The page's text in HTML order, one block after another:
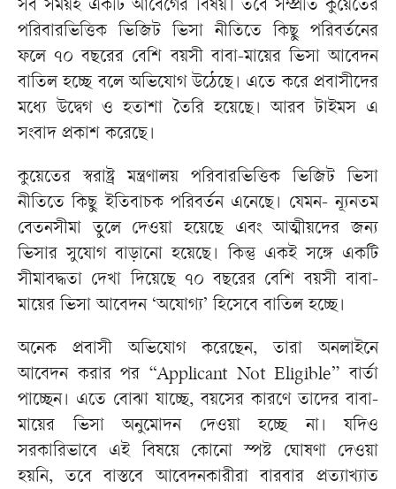
সব সময়ই একটি আবেগের বিষয়। তবে সম্প্রতি কুয়েতের
পরিবারভিত্তিক ভিজিট ভিসা নীতিতে কিছু পরিবর্তনের
ফলে ৭০ বছরের বেশি বয়সী বাবা-মায়ের ভিসা আবেদন
বাতিল হচ্ছে বলে অভিযোগ উঠেছে। এতে করে প্রবাসীদের
মধ্যে উদ্বেগ ও হতাশা তৈরি হয়েছে। আরব টাইমস এ
সংবাদ প্রকাশ করেছে।
কুয়েতের স্বরাষ্ট্র মন্ত্রণালয় পরিবারভিত্তিক ভিজিট ভিসা
নীতিতে কিছু ইতিবাচক পরিবর্তন এনেছে। যেমন- ন্যূনতম
বেতনসীমা তুলে দেওয়া হয়েছে এবং আত্মীয়দের জন্য
ভিসার সুযোগ বাড়ানো হয়েছে। কিন্তু একই সঙ্গে একটি
সীমাবদ্ধতা দেখা দিয়েছে ৭০ বছরের বেশি বয়সী বাবা-
মায়ের ভিসা আবেদন ‘অযোগ্য’ হিসেবে বাতিল হচ্ছে।
অনেক প্রবাসী অভিযোগ করেছেন, তারা অনলাইনে
আবেদন করার পর “Applicant Not Eligible” বার্তা
পাচ্ছেন। এতে বোঝা যাচ্ছে, বয়সের কারণে তাদের বাবা-
মায়ের ভিসা অনুমোদন দেওয়া হচ্ছে না। যদিও
সরকারিভাবে এই বিষয়ে কোনো স্পষ্ট ঘোষণা দেওয়া
হয়নি, তবে বাস্তবে আবেদনকারীরা বারবার প্রত্যাখ্যাত